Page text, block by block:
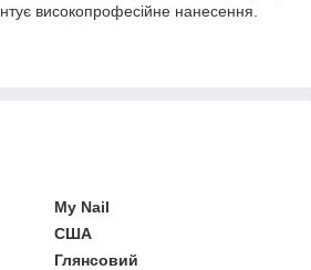
високопрофесійне нанесення.
My Nail
США
Глянсовий